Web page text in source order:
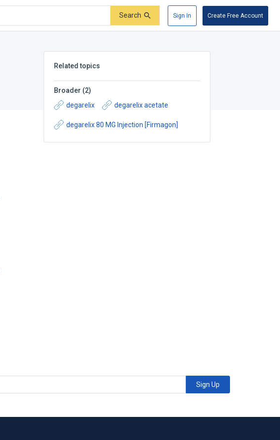
Search Sign In Create Free Account
Related topics
Broader (2)
degarelix
degarelix acetate
degarelix 80 MG Injection [Firmagon]
Sign Up